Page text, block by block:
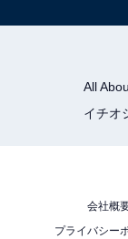
また、「鬼滅の
至るまでクオリ
「日輪刀の技を
力強さが感じら
All
イチオ
会社概
プライバシー